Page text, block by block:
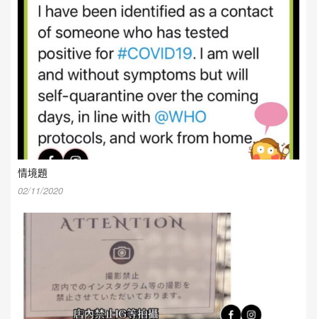
情境題
02/11/2020